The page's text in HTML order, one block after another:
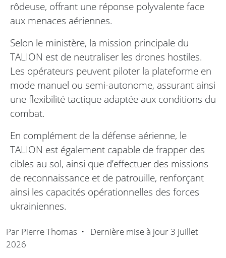
rôdeuse, offrant une réponse polyvalente face
aux menaces aériennes.
Selon le ministère, la mission principale du
TALION est de neutraliser les drones hostiles.
Les opérateurs peuvent piloter la plateforme en
mode manuel ou semi-autonome, assurant ainsi
une flexibilité tactique adaptée aux conditions du
combat.
En complément de la défense aérienne, le
TALION est également capable de frapper des
cibles au sol, ainsi que d’effectuer des missions
de reconnaissance et de patrouille, renforçant
ainsi les capacités opérationnelles des forces
ukrainiennes.
Par Pierre Thomas • Dernière mise à jour 3 juillet
2026